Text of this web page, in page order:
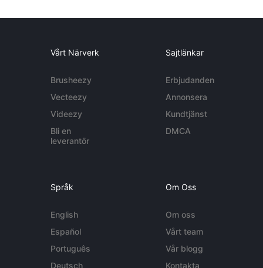
Vårt Närverk
Brusheezy
Vecteezy
Videezy
Bli en
leverantör
Sajtlänkar
Erbjudanden
Annonsera
Kundtjänst
DMCA
Språk
English
Español
Português
Deutsch
Om Oss
Om oss
Vårt team
Vår blogg
Kontakta